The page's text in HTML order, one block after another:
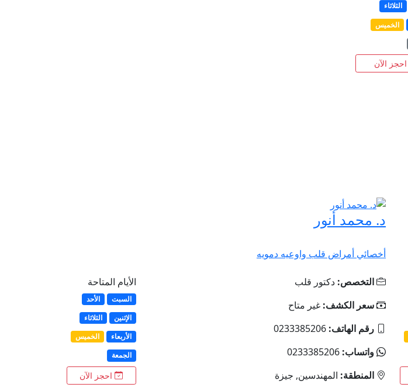
الثلاثاء
الخميس
احجز الآن
د. محمد أنور
أخصائي أمراض قلب واوعيه دمويه
التخصص: دكتور قلب
سعر الكشف: غير متاح
رقم الهاتف: 0233385206
واتساب: 0233385206
المنطقة: المهندسين, جيزة
الأيام المتاحة
السبت
الأحد
الإثنين
الثلاثاء
الأربعاء
الخميس
الجمعة
احجز الآن